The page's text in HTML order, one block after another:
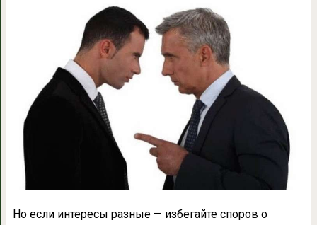
Но если интересы разные — избегайте споров о